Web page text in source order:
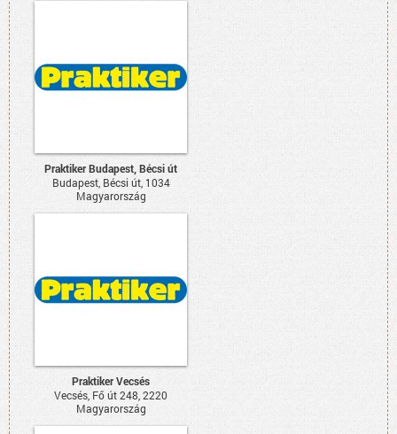
Praktiker Budapest, Bécsi út
Budapest, Bécsi út, 1034
Magyarország
Praktiker Vecsés
Vecsés, Fő út 248, 2220
Magyarország